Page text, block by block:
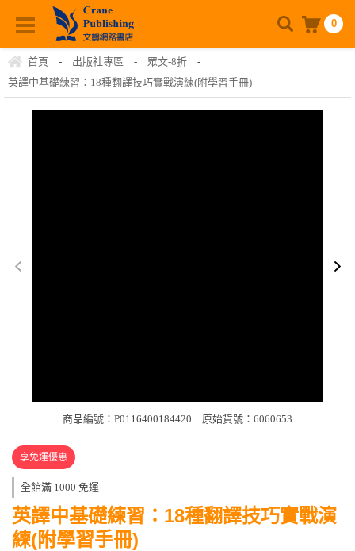
0
首頁 - 出版社專區 - 眾文-8折
-
英譯中基礎練習：18種翻譯技巧實戰演練(附學習手冊)
商品編號：P0116400184420 原始貨號：6060653
享免運優惠
全館滿 1000 免運
英譯中基礎練習：18種翻譯技巧實戰演
練(附學習手冊)